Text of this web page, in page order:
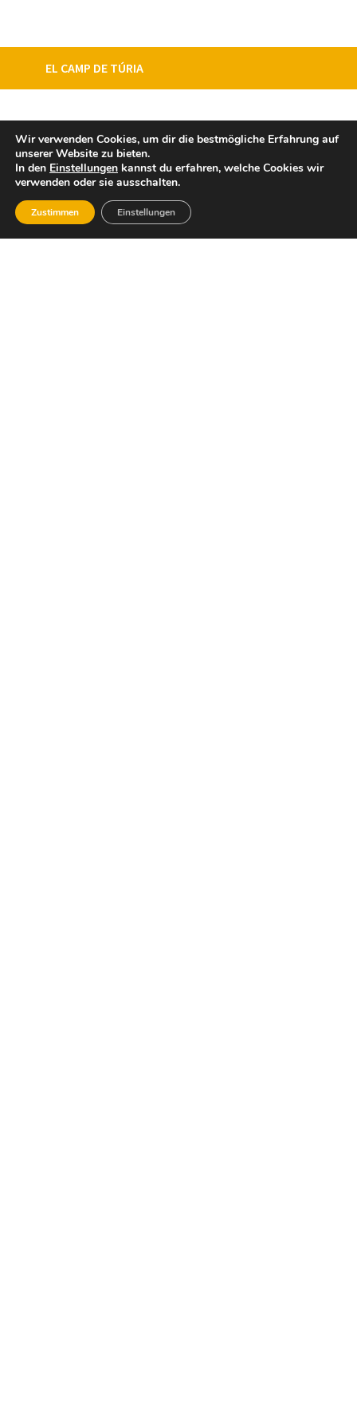
EL CAMP DE TÚRIA
Wir verwenden Cookies, um dir die bestmögliche Erfahrung auf
unserer Website zu bieten.
In den Einstellungen kannst du erfahren, welche Cookies wir
verwenden oder sie ausschalten.
Zustimmen Einstellungen